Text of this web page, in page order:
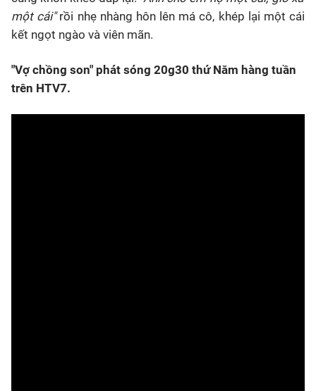
một cái"rồi nhẹ nhàng hôn lên má cô, khép lại một cái
kết ngọt ngào và viên mãn.
"Vợ chồng son" phát sóng 20g30 thứ Năm hàng tuần
trên HTV7.